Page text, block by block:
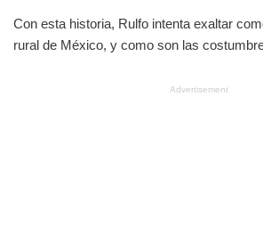
Con esta historia, Rulfo intenta exaltar
rural de México, y como son las
Advertisement